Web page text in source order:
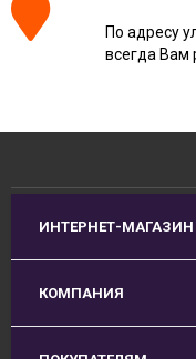
По адресу
всегда Вам
ИНТЕРНЕТ-МАГАЗИН
КОМПАНИЯ